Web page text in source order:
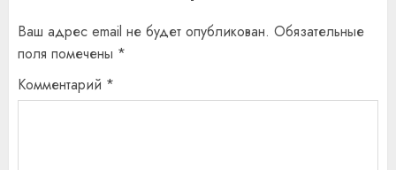
Ваш адрес email не будет опубликован. Обязательные
поля помечены *
Комментарий *